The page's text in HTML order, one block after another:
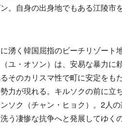
。自身の出身地でもある江陵市
湧く韓国屈指のビーチリゾート
ユ・オソン）は、安易な暴力に
そのカリスマ性で町に安定をも
力が現れる。キルソクの前に立
ソク（チャン・ヒョク）。2人
う凄惨な抗争へと発展してゆく